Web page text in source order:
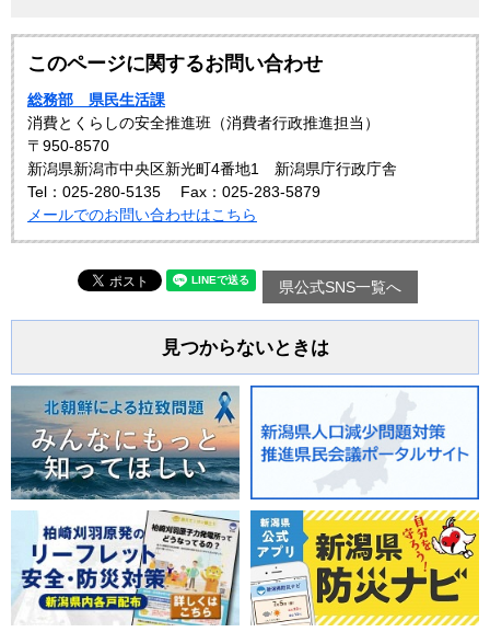
このページに関するお問い合わせ
総務部 県民生活課
消費とくらしの安全推進班（消費者行政推進担当）
〒950-8570
新潟県新潟市中央区新光町4番地1 新潟県庁行政庁舎
Tel：025-280-5135
Fax：025-283-5879
メールでのお問い合わせはこちら
県公式SNS一覧へ
見つからないときは